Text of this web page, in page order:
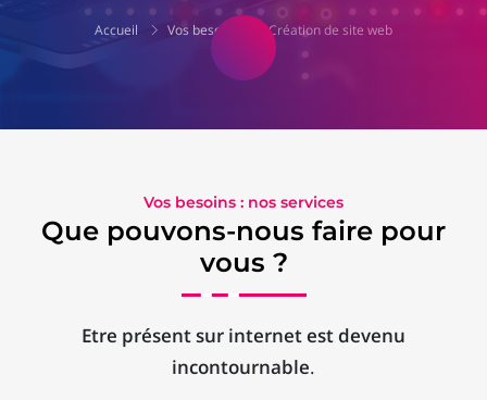
Accueil Vos besoins Création de site web
Vos besoins : nos services
Que pouvons-nous faire pour
vous ?
Etre présent sur internet est devenu
incontournable.